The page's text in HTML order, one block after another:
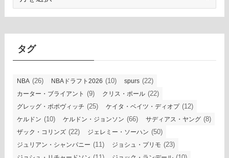
カ
タグ
NBA (26) NBAドラフト2026 (10) spurs (22)
カーター・ブライアント (9) クリス・ポール (22)
グレッグ・ポポヴィッチ (25) ケイタ・ベイツ・ディオプ(12)
ケルドン (10) ケルドン・ジョンソン (66) サディアス・ヤング (8)
ザック・コリンズ (22) ジェレミー・ソーハン (50)
ジュリアン・シャンパニー (11) ジョシュ・プリモ (23)